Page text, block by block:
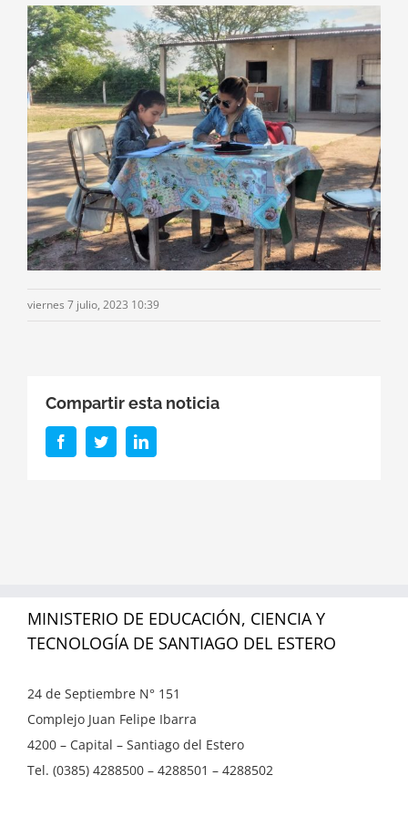
viernes 7 julio, 2023 10:39
Compartir esta noticia
FacebookTwitterLinkedIn
MINISTERIO DE EDUCACIÓN, CIENCIA Y
TECNOLOGÍA DE SANTIAGO DEL ESTERO
24 de Septiembre N° 151
Complejo Juan Felipe Ibarra
4200 – Capital – Santiago del Estero
Tel. (0385) 4288500 – 4288501 – 4288502